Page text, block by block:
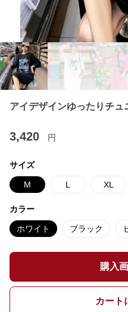
アイデザインゆったりチュ
3,420 円
サイズ
M L XL
カラー
ホワイト ブラック
購入
カート